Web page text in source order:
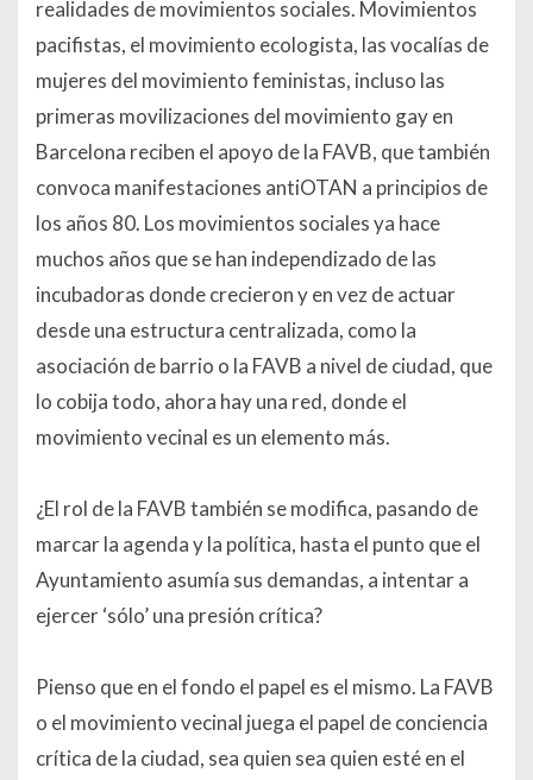
realidades de movimientos sociales. Movimientos
pacifistas, el movimiento ecologista, las vocalías de
mujeres del movimiento feministas, incluso las
primeras movilizaciones del movimiento gay en
Barcelona reciben el apoyo de la FAVB, que también
convoca manifestaciones anti­OTAN a principios de
los años 80. Los movimientos sociales ya hace
muchos años que se han independizado de las
incubadoras donde crecieron y en vez de actuar
desde una estructura centralizada, como la
asociación de barrio o la FAVB a nivel de ciudad, que
lo cobija todo, ahora hay una red, donde el
movimiento vecinal es un elemento más.
¿El rol de la FAVB también se modifica, pasando de
marcar la agenda y la política, hasta el punto que el
Ayuntamiento asumía sus demandas, a intentar a
ejercer ‘sólo’ una presión crítica?
Pienso que en el fondo el papel es el mismo. La FAVB
o el movimiento vecinal juega el papel de conciencia
crítica de la ciudad, sea quien sea quien esté en el